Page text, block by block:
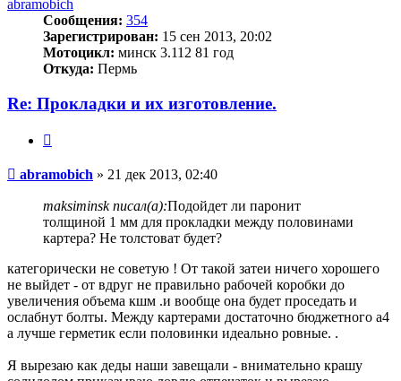
abramobich
Сообщения: 354
Зарегистрирован: 15 сен 2013, 20:02
Мотоцикл: минск 3.112 81 год
Откуда: Пермь
Re: Прокладки и их изготовление.
Сообщение
abramobich » 21 дек 2013, 02:40
maksiminsk писал(а):Подойдет ли паронит
толщиной 1 мм для прокладки между половинами
картера? Не толстоват будет?
категорически не советую ! От такой затеи ничего хорошего
не выйдет - от вдруг не правильно рабочей коробки до
увеличения объема кшм .и вообще она будет проседать и
ослабнут болты. Между картерами достаточно бюджетного а4
а лучше герметик если половинки идеально ровные. .
Я вырезаю как деды наши завещали - внимательно крашу